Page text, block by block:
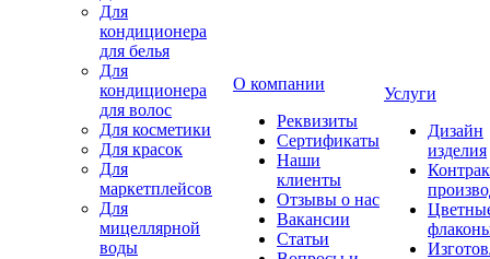
Для
кондиционера
для белья
Для
кондиционера
для волос
Для косметики
Для красок
Для
маркетплейсов
Для
мицеллярной
воды
О компании
Реквизиты
Сертификаты
Наши
клиенты
Отзывы о нас
Вакансии
Статьи
Услуги
Дизайн
изделия